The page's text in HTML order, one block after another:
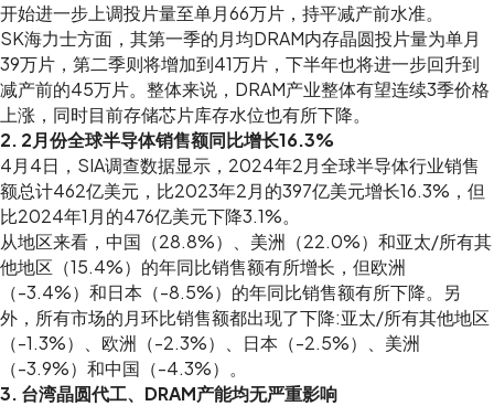
开始进一步上调投片量至单月66万片，持平减产前水准。
SK海力士方面，其第一季的月均DRAM内存晶圆投片量为单月
39万片，第二季则将增加到41万片，下半年也将进一步回升到
减产前的45万片。整体来说，DRAM产业整体有望连续3季价格
上涨，同时目前存储芯片库存水位也有所下降。
2. 2月份全球半导体销售额同比增长16.3%
4月4日，SIA调查数据显示，2024年2月全球半导体行业销售
额总计462亿美元，比2023年2月的397亿美元增长16.3%，但
比2024年1月的476亿美元下降3.1%。
从地区来看，中国（28.8%）、美洲（22.0%）和亚太/所有其
他地区（15.4%）的年同比销售额有所增长，但欧洲
（-3.4%）和日本（-8.5%）的年同比销售额有所下降。另
外，所有市场的月环比销售额都出现了下降:亚太/所有其他地区
（-1.3%）、欧洲（-2.3%）、日本（-2.5%）、美洲
（-3.9%）和中国（-4.3%）。
3. 台湾晶圆代工、DRAM产能均无严重影响